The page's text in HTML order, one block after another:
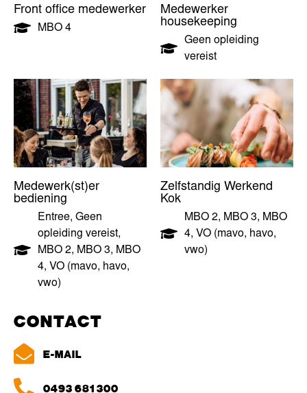
Front office medewerker
MBO 4
Medewerker
housekeeping
Geen opleiding
vereist
Medewerk(st)er
bediening
Entree, Geen
opleiding vereist,
MBO 2, MBO 3, MBO
4, VO (mavo, havo,
vwo)
Zelfstandig Werkend
Kok
MBO 2, MBO 3, MBO
4, VO (mavo, havo,
vwo)
CONTACT
E-MAIL
0493 681 300